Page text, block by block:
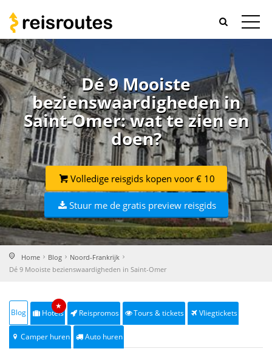
Dé 9 Mooiste
bezienswaardigheden in
Saint-Omer: wat te zien en
doen?
Volledige reisgids kopen voor € 10
Stuur me de gratis preview reisgids
Home Blog
Noord-Frankrijk
Dé 9 Mooiste bezienswaardigheden in Saint-Omer
Blog Hotels
★
Reispromos Tours & tickets Vliegtickets
Camper huren Auto huren